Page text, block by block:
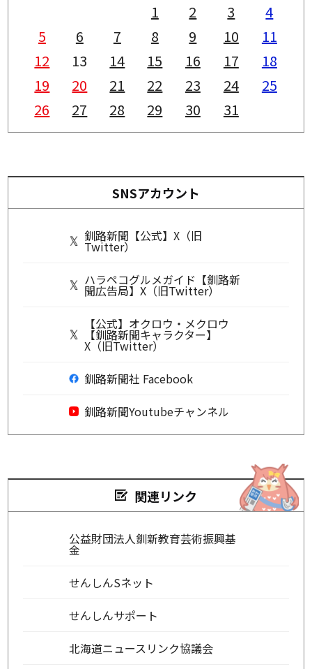
1
2 3
4
5
6 7 8 9 10
11
12
13 14 15 16 17
18
19
20 21 22 23 24
25
26
27 28 29 30 31
SNSアカウント
釧路新聞【公式】X（旧
Twitter）
ハラペコグルメガイド【釧路新
聞広告局】X（旧Twitter）
【公式】オクロウ・メクロウ
【釧路新聞キャラクター】
X（旧Twitter）
釧路新聞社 Facebook
釧路新聞Youtubeチャンネル
関連リンク
公益財団法人釧新教育芸術振興基
金
せんしんSネット
せんしんサポート
北海道ニュースリンク協議会